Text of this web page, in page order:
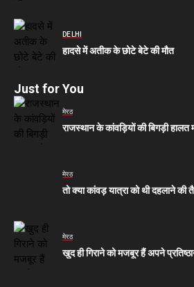
DELHI
हादसे में अतीक के छोटे बेटे की मौत
Just for You
मेरठ
राजस्थान के कांवड़ियों की बिगड़ी हालत
मेरठ
तो क्या कांवड़ यात्रा को थी दहलाने की
मेरठ
खुद ही गिराने को मजबूर हैं अपने